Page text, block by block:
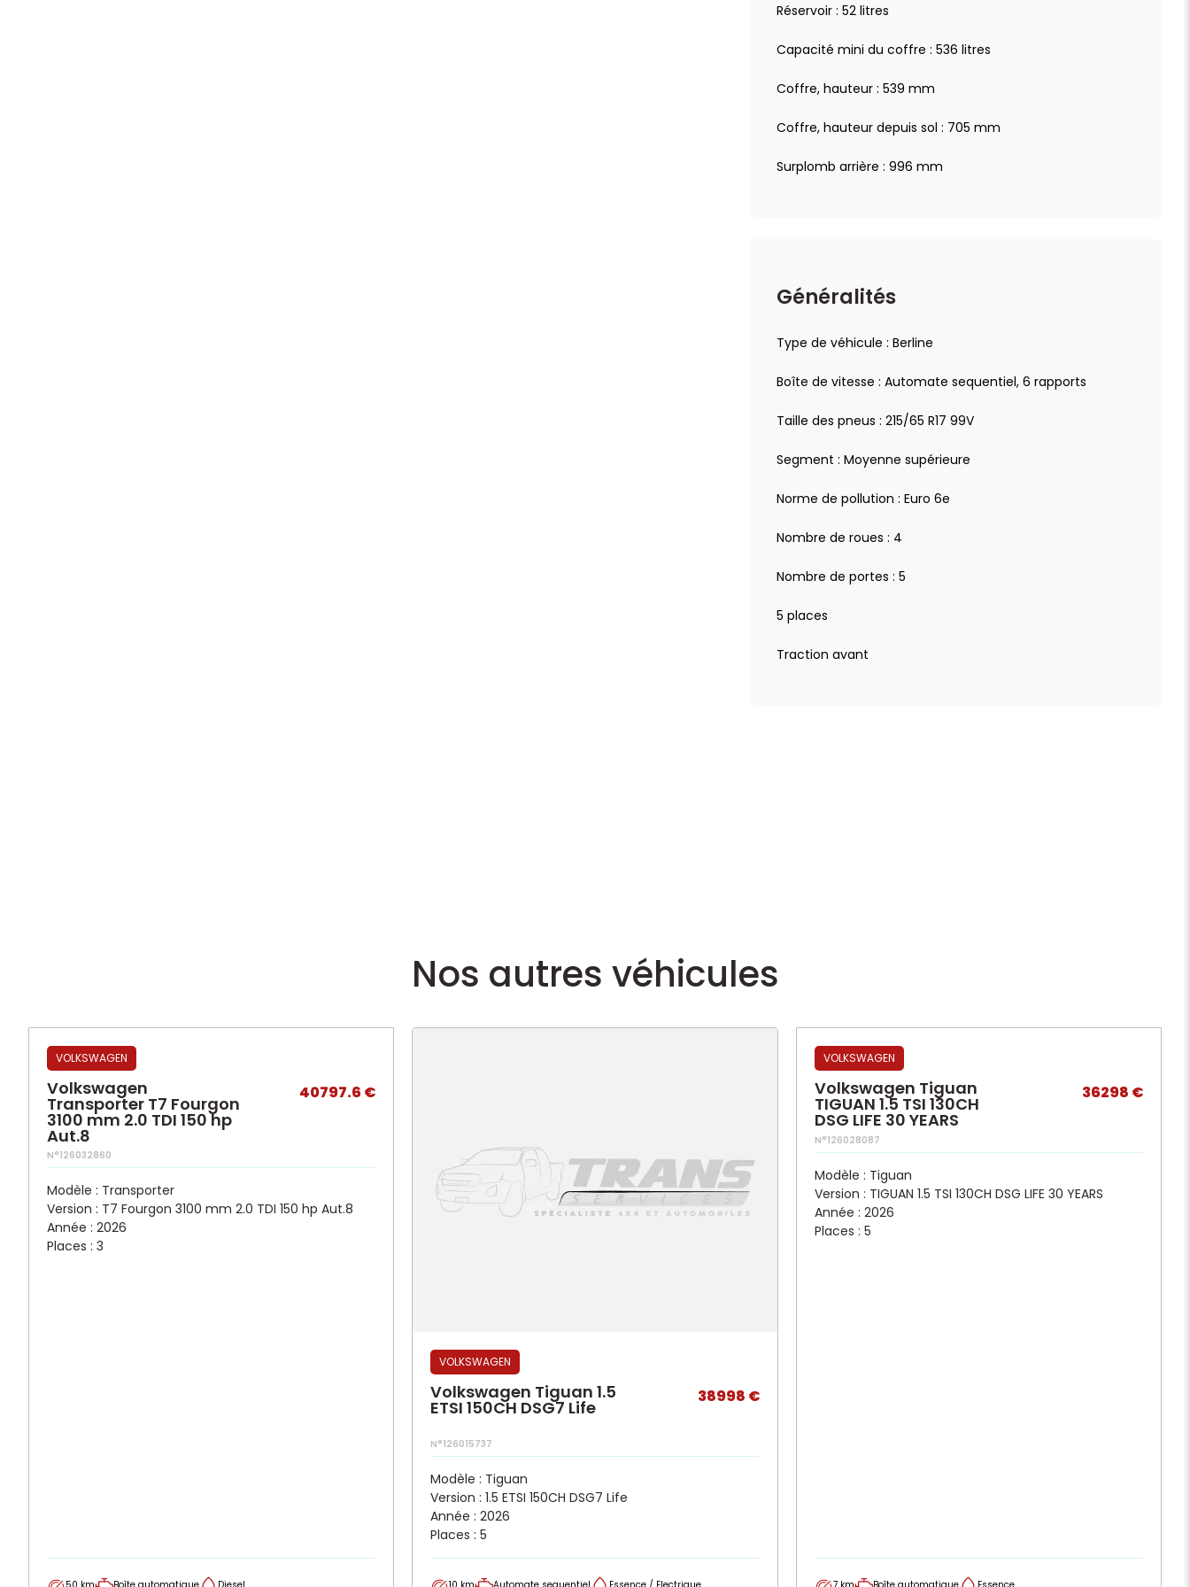
Réservoir : 52 litres
Capacité mini du coffre : 536 litres
Coffre, hauteur : 539 mm
Coffre, hauteur depuis sol : 705 mm
Surplomb arrière : 996 mm
Généralités
Type de véhicule : Berline
Boîte de vitesse : Automate sequentiel, 6 rapports
Taille des pneus : 215/65 R17 99V
Segment : Moyenne supérieure
Norme de pollution : Euro 6e
Nombre de roues : 4
Nombre de portes : 5
5 places
Traction avant
Nos autres véhicules
VOLKSWAGEN
Volkswagen
Transporter T7 Fourgon
3100 mm 2.0 TDI 150 hp
Aut.8
40797.6 €
N°126032860
Modèle : Transporter
Version : T7 Fourgon 3100 mm 2.0 TDI 150 hp Aut.8
Année : 2026
Places : 3
VOLKSWAGEN
Volkswagen Tiguan 1.5
ETSI 150CH DSG7 Life
38998 €
N°126015737
Modèle : Tiguan
Version : 1.5 ETSI 150CH DSG7 Life
Année : 2026
Places : 5
VOLKSWAGEN
Volkswagen Tiguan
TIGUAN 1.5 TSI 130CH
DSG LIFE 30 YEARS
36298 €
N°126028087
Modèle : Tiguan
Version : TIGUAN 1.5 TSI 130CH DSG LIFE 30 YEARS
Année : 2026
Places : 5